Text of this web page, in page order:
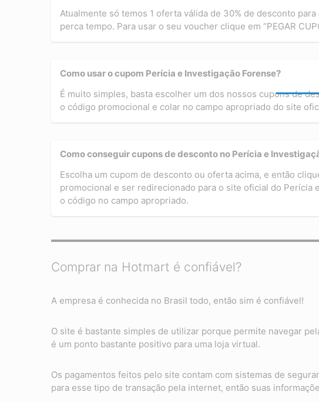
Atualmente só temos 1 oferta válida de 30% de desconto
perca tempo. Para usar o seu voucher clique em “PEGAR
Como usar o cupom Perícia e Investigação Forense?
É muito simples, basta escolher um dos nossos cupons de
o código promocional e colar no campo apropriado do site
Como conseguir cupons de desconto no Perícia e
Escolha um cupom de desconto ou oferta acima, e então
promocional e ser redirecionado para o site oficial do Perícia
o código no campo apropriado.
Comprar na Hotmart é confiável?
A empresa é conhecida no Brasil todo, então sim é confiável!
O site é bastante simples de utilizar porque permite navegar
é um ponto bastante positivo para uma loja virtual.
Os pagamentos feitos pelo site contam com sistemas de
para esse tipo de transação pela internet, então suas